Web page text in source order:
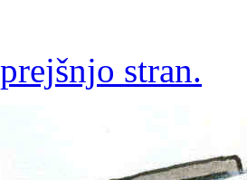
prejšnjo stran.